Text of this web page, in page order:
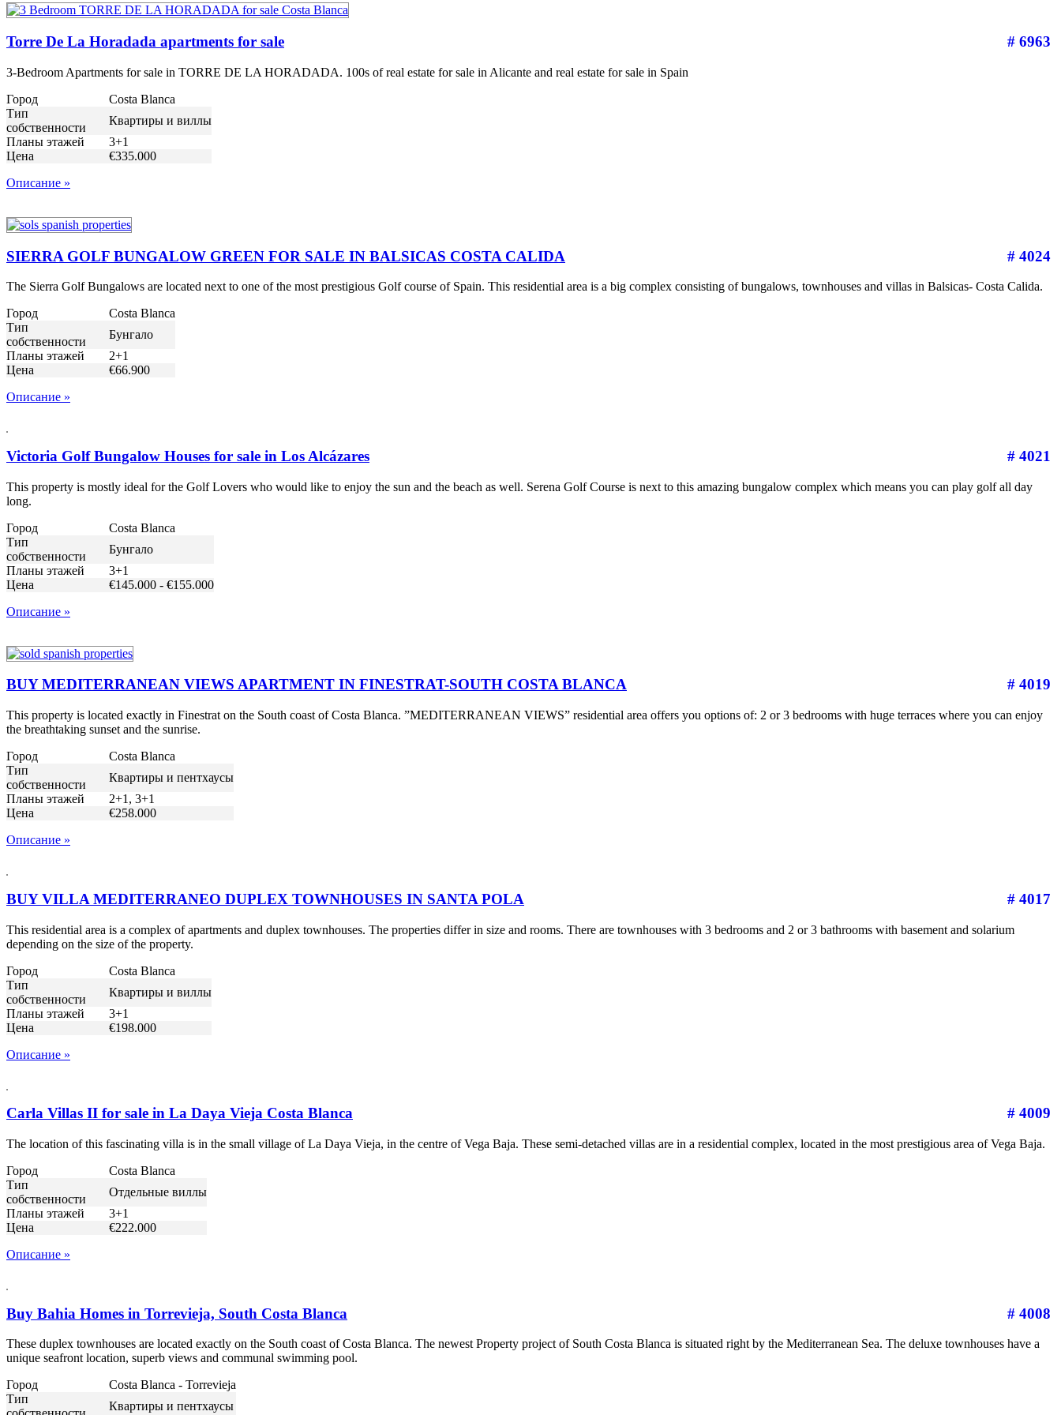
Torre De La Horadada apartments for sale # 6963
3-Bedroom Apartments for sale in TORRE DE LA HORADADA. 100s of real estate for sale in Alicante and real estate for sale in Spain
Город
Costa Blanca
Тип
собственности
Квартиры и виллы
Планы этажей
3+1
Цена
€335.000
Описание »
SIERRA GOLF BUNGALOW GREEN FOR SALE IN BALSICAS COSTA CALIDA # 4024
The Sierra Golf Bungalows are located next to one of the most prestigious Golf course of Spain. This residential area is a big complex consisting of bungalows, townhouses and villas in Balsicas- Costa Calida.
Город
Costa Blanca
Тип
собственности
Бунгало
Планы этажей
2+1
Цена
€66.900
Описание »
Victoria Golf Bungalow Houses for sale in Los Alcázares # 4021
This property is mostly ideal for the Golf Lovers who would like to enjoy the sun and the beach as well. Serena Golf Course is next to this amazing bungalow complex which means you can play golf all day
long.
Город
Costa Blanca
Тип
собственности
Бунгало
Планы этажей
3+1
Цена
€145.000 - €155.000
Описание »
BUY MEDITERRANEAN VIEWS APARTMENT IN FINESTRAT-SOUTH COSTA BLANCA # 4019
This property is located exactly in Finestrat on the South coast of Costa Blanca. ”MEDITERRANEAN VIEWS” residential area offers you options of: 2 or 3 bedrooms with huge terraces where you can enjoy
the breathtaking sunset and the sunrise.
Город
Costa Blanca
Тип
собственности
Квартиры и пентхаусы
Планы этажей
2+1, 3+1
Цена
€258.000
Описание »
BUY VILLA MEDITERRANEO DUPLEX TOWNHOUSES IN SANTA POLA # 4017
This residential area is a complex of apartments and duplex townhouses. The properties differ in size and rooms. There are townhouses with 3 bedrooms and 2 or 3 bathrooms with basement and solarium
depending on the size of the property.
Город
Costa Blanca
Тип
собственности
Квартиры и виллы
Планы этажей
3+1
Цена
€198.000
Описание »
Carla Villas II for sale in La Daya Vieja Costa Blanca # 4009
The location of this fascinating villa is in the small village of La Daya Vieja, in the centre of Vega Baja. These semi-detached villas are in a residential complex, located in the most prestigious area of Vega Baja.
Город
Costa Blanca
Тип
собственности
Отдельные виллы
Планы этажей
3+1
Цена
€222.000
Описание »
Buy Bahia Homes in Torrevieja, South Costa Blanca # 4008
These duplex townhouses are located exactly on the South coast of Costa Blanca. The newest Property project of South Costa Blanca is situated right by the Mediterranean Sea. The deluxe townhouses have a
unique seafront location, superb views and communal swimming pool.
Город
Costa Blanca - Torrevieja
Тип
Квартиры и пентхаусы